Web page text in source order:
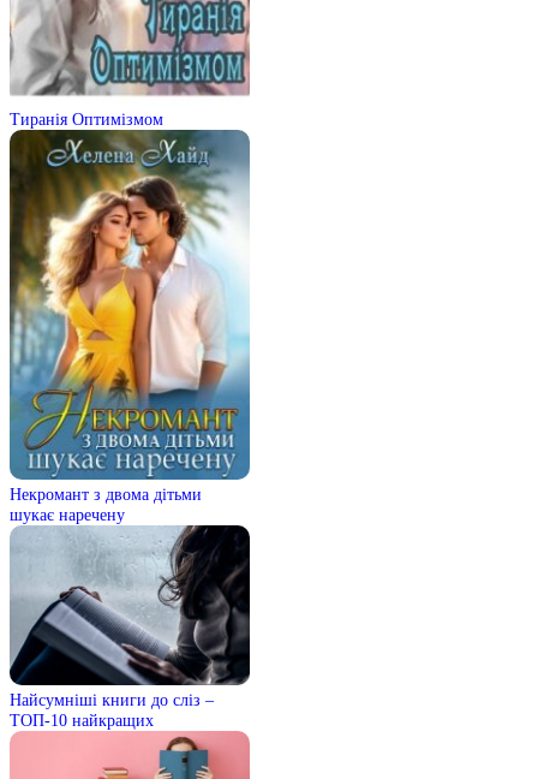
Тиранія Оптимізмом
Некромант з двома дітьми
шукає наречену
Найсумніші книги до сліз –
ТОП-10 найкращих